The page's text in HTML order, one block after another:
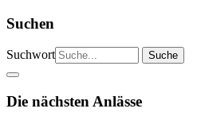
Suchen
Suchwort
Die nächsten Anlässe